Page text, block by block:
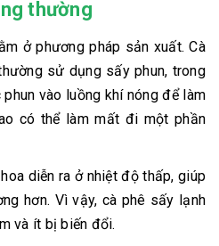
thường
ở phương pháp sản xuất. Cà
sử dụng sấy phun, trong
vào luồng khí nóng để làm
có thể làm mất đi một phần
diễn ra ở nhiệt độ thấp, giúp
hơn. Vì vậy, cà phê sấy lạnh
và ít bị biến đổi.